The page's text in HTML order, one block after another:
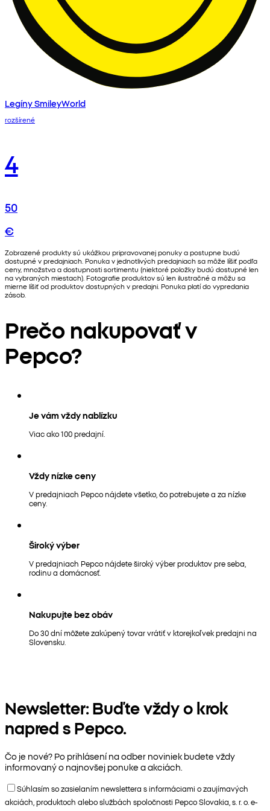
Legíny SmileyWorld
rozšírené
4
50
€
Zobrazené produkty sú ukážkou pripravovanej ponuky a postupne budú
dostupné v predajniach. Ponuka v jednotlivých predajniach sa môže líšiť podľa
ceny, množstva a dostupnosti sortimentu (niektoré položky budú dostupné len
na vybraných miestach). Fotografie produktov sú len ilustračné a môžu sa
mierne líšiť od produktov dostupných v predajni. Ponuka platí do vypredania
zásob.
Prečo nakupovať v
Pepco?
Je vám vždy nablízku
Viac ako 100 predajní.
Vždy nízke ceny
V predajniach Pepco nájdete všetko, čo potrebujete a za nízke
ceny.
Široký výber
V predajniach Pepco nájdete široký výber produktov pre seba,
rodinu a domácnosť.
Nakupujte bez obáv
Do 30 dní môžete zakúpený tovar vrátiť v ktorejkoľvek predajni na
Slovensku.
Newsletter: Buďte vždy o krok
napred s Pepco.
Čo je nové? Po prihlásení na odber noviniek budete vždy
informovaný o najnovšej ponuke a akciách.
Súhlasím so zasielaním newslettera s informáciami o zaujímavých
akciách, produktoch alebo službách spoločnosti Pepco Slovakia, s. r. o. e-